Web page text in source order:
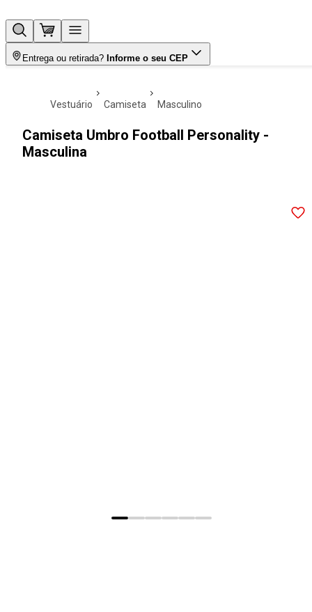
Entrega ou retirada? Informe o seu CEP
vestuário camiseta masculino
Camiseta Umbro Football Personality -
Masculina